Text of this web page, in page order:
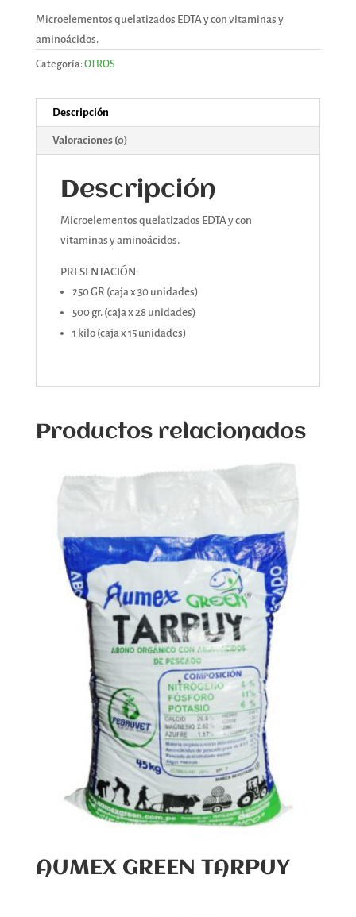
Microelementos quelatizados EDTA y con vitaminas y
aminoácidos.
Categoría:OTROS
Descripción
Valoraciones (0)
Descripción
Microelementos quelatizados EDTA y con
vitaminas y aminoácidos.
PRESENTACIÓN:
250 GR (caja x 30 unidades)
500 gr. (caja x 28 unidades)
1 kilo (caja x 15 unidades)
Productos relacionados
AUMEX GREEN TARPUY